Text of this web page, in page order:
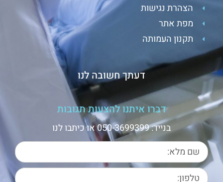
הצהרת נגישות
מפת אתר
תקנון העמותה
דעתך חשובה לנו
דברו איתנו להצעות תגובות
בנייד: 050-3699399 או כיתבו לנו